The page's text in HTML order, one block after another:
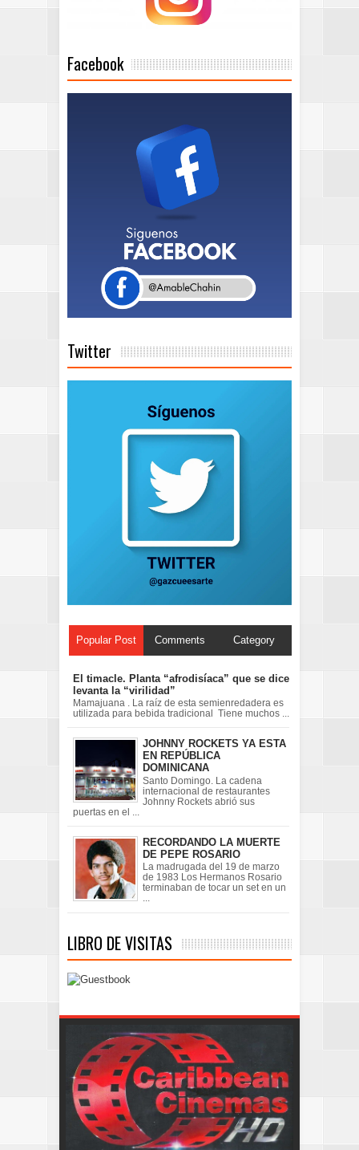
Facebook
Twitter
Popular Post Comments Category
El timacle. Planta “afrodisíaca” que se dice
levanta la “virilidad”
Mamajuana . La raíz de esta semienredadera es
utilizada para bebida tradicional Tiene muchos ...
JOHNNY ROCKETS YA ESTA
EN REPÚBLICA
DOMINICANA
Santo Domingo. La cadena
internacional de restaurantes
Johnny Rockets abrió sus
puertas en el ...
RECORDANDO LA MUERTE
DE PEPE ROSARIO
La madrugada del 19 de marzo
de 1983 Los Hermanos Rosario
terminaban de tocar un set en un
...
LIBRO DE VISITAS